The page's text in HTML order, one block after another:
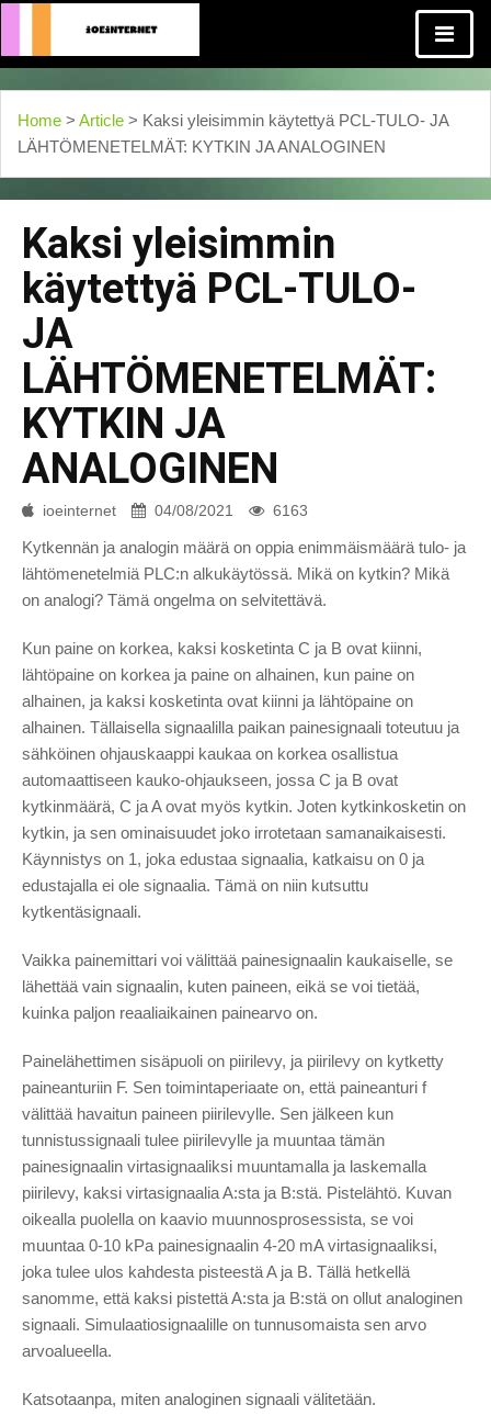
Home > Article > Kaksi yleisimmin käytettyä PCL-TULO- JA
LÄHTÖMENETELMÄT: KYTKIN JA ANALOGINEN
Kaksi yleisimmin
käytettyä PCL-TULO-
JA
LÄHTÖMENETELMÄT:
KYTKIN JA
ANALOGINEN
ioeinternet 04/08/2021 6163
Kytkennän ja analogin määrä on oppia enimmäismäärä tulo- ja
lähtömenetelmiä PLC:n alkukäytössä. Mikä on kytkin? Mikä
on analogi? Tämä ongelma on selvitettävä.
Kun paine on korkea, kaksi kosketinta C ja B ovat kiinni,
lähtöpaine on korkea ja paine on alhainen, kun paine on
alhainen, ja kaksi kosketinta ovat kiinni ja lähtöpaine on
alhainen. Tällaisella signaalilla paikan painesignaali toteutuu ja
sähköinen ohjauskaappi kaukaa on korkea osallistua
automaattiseen kauko-ohjaukseen, jossa C ja B ovat
kytkinmäärä, C ja A ovat myös kytkin. Joten kytkinkosketin on
kytkin, ja sen ominaisuudet joko irrotetaan samanaikaisesti.
Käynnistys on 1, joka edustaa signaalia, katkaisu on 0 ja
edustajalla ei ole signaalia. Tämä on niin kutsuttu
kytkentäsignaali.
Vaikka painemittari voi välittää painesignaalin kaukaiselle, se
lähettää vain signaalin, kuten paineen, eikä se voi tietää,
kuinka paljon reaaliaikainen painearvo on.
Painelähettimen sisäpuoli on piirilevy, ja piirilevy on kytketty
paineanturiin F. Sen toimintaperiaate on, että paineanturi f
välittää havaitun paineen piirilevylle. Sen jälkeen kun
tunnistussignaali tulee piirilevylle ja muuntaa tämän
painesignaalin virtasignaaliksi muuntamalla ja laskemalla
piirilevy, kaksi virtasignaalia A:sta ja B:stä. Pistelähtö. Kuvan
oikealla puolella on kaavio muunnosprosessista, se voi
muuntaa 0-10 kPa painesignaalin 4-20 mA virtasignaaliksi,
joka tulee ulos kahdesta pisteestä A ja B. Tällä hetkellä
sanomme, että kaksi pistettä A:sta ja B:stä on ollut analoginen
signaali. Simulaatiosignaalille on tunnusomaista sen arvo
arvoalueella.
Katsotaanpa, miten analoginen signaali välitetään.